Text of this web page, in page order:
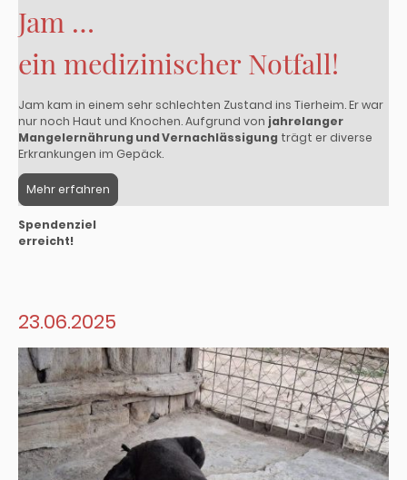
Jam …
ein medizinischer Notfall!
Jam kam in einem sehr schlechten Zustand ins Tierheim. Er war
nur noch Haut und Knochen. Aufgrund von jahrelanger
Mangelernährung und Vernachlässigung trägt er diverse
Erkrankungen im Gepäck.
Mehr erfahren
Spendenziel
erreicht!
23.06.2025